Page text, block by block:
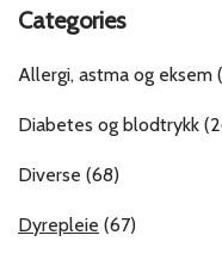
Categories
Allergi, astma og eksem
Diabetes og blodtrykk
Diverse (68)
Dyrepleie (67)